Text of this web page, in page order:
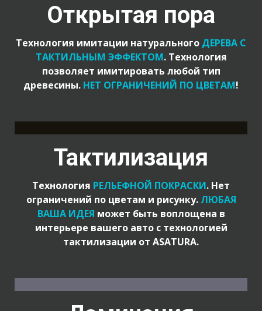
Открытая пора
Технология имитации натурального ДЕРЕВА С
ТАКТИЛЬНЫМ ЭФФЕКТОМ. Технология
позволяет имитировать любой тип
древесины. НЕТ ОГРАНИЧЕНИЙ ПО ЦВЕТАМ!
Тактилизация
Технология РЕЛЬЕФНОЙ ПОКРАСКИ. Нет
ограничений по цветам и рисунку. ЛЮБАЯ
ВАША ИДЕЯ может быть воплощена в
интерьере вашего авто с технологией
тактилизации от ASATURA.